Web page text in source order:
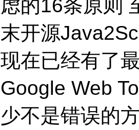
虑的16条原则
末开源
现在已经有了
Google Web
少不是错误的